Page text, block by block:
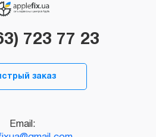
723 77 23
заказ
Email: